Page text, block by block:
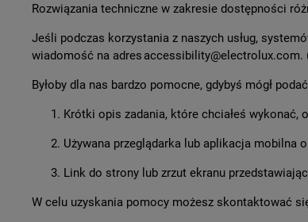
Rozwiązania techniczne w zakresie dostępności
Jeśli podczas korzystania z naszych usług,
wiadomość na adres accessibility@electrolux.com.
Byłoby dla nas bardzo pomocne, gdybyś mógł
Krótki opis zadania, które chciałeś wykonać,
Używana przeglądarka lub aplikacja mobilna
Link do strony lub zrzut ekranu
W celu uzyskania pomocy możesz skontaktować